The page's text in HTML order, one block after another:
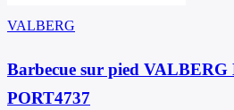
VALBERG
Barbecue sur pied
PORT4737